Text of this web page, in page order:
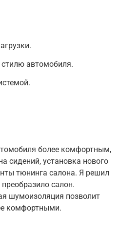
автомобиля.
более комфортным,
сидений, установка нового
тюнинга салона. Я решил
салон.
шумоизоляция позволит
комфортными.